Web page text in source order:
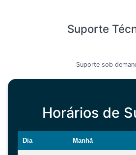
Suporte
Suporte sob
Horários de
Dia Manhã